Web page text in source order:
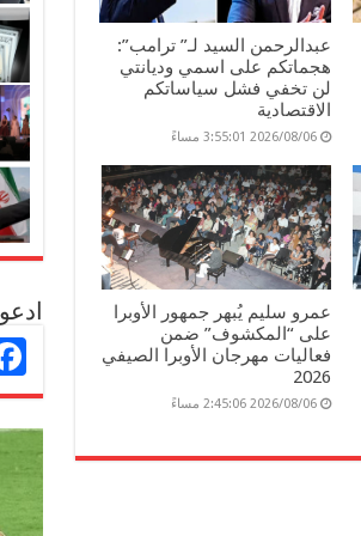
عبدالرحمن السيد لـ” ترامب”:
هجماتكم على اسمي وديانتي
لن تخفي فشل سياساتكم
الاقتصادية
2026/08/06 3:55:01 مساءً
عمرو سليم يُبهر جمهور الأوبرا
على “المكشوف” ضمن
فعاليات مهرجان الأوبرا الصيفي
2026
2026/08/06 2:45:06 مساءً